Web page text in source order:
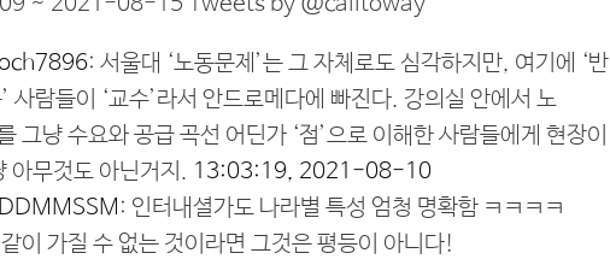
: 서울대 ‘노동문제’는 그 자체로도 심각하지만, 여기에 ‘반
사람들이 ‘교수’라서 안드로메다에 빠진다. 강의실 안에서 노
그냥 수요와 공급 곡선 어딘가 ‘점’으로 이해한 사람들에게 현장이
아무것도 아닌거지. 13:03:19, 2021-08-10
: 인터내셜가도 나라별 특성 엄청 명확함 ㅋㅋㅋㅋ
이 가질 수 없는 것이라면 그것은 평등이 아니다!